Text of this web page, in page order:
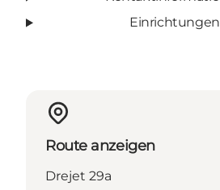
Einrichtungen
Route anzeigen
Drejet 29a